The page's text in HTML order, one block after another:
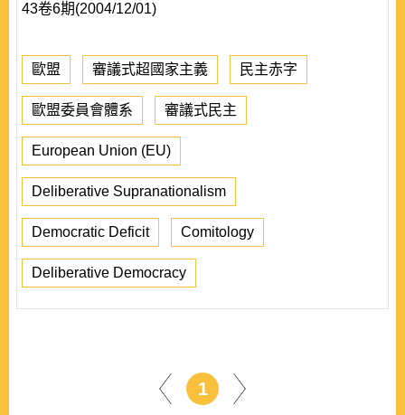
43卷6期(2004/12/01)
歐盟 審議式超國家主義 民主赤字
歐盟委員會體系 審議式民主
European Union (EU)
Deliberative Supranationalism
Democratic Deficit Comitology
Deliberative Democracy
1